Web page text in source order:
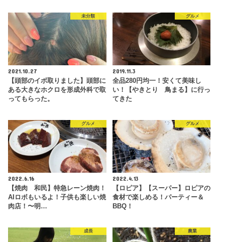
未分類
2021.10.27
【頭部のイボ取りました】頭部に
ある大きなホクロを形成外科で取
ってもらった。
グルメ
2019.11.3
全品280円均一！安くて美味し
い！【やきとり 鳥まる】に行っ
てきた
グルメ
2022.6.16
【焼肉 和民】特急レーン焼肉！
AIロボもいるよ！子供も楽しい焼
肉店！〜明…
グルメ
2022.4.13
【ロピア】【スーパー】ロピアの
食材で楽しめる！パーティー＆
BBQ！
成長 農業